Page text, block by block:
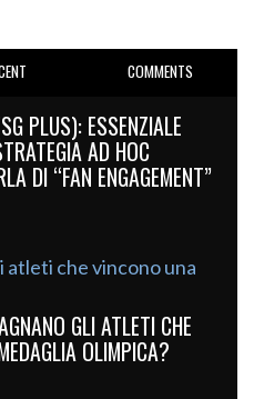
COMMENTS
PLUS): ESSENZIALE
AD HOC
DI “FAN ENGAGEMENT”
GLI ATLETI CHE
OLIMPICA?